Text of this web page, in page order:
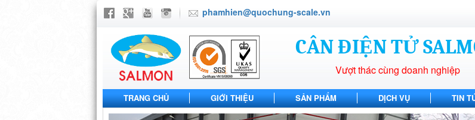
phamhien@quochung-scale.vn
CÂN ĐIỆN TỬ
Vượt thác cùng doanh nghiệp
TRANG CHỦ GIỚI THIỆU SẢN PHẨM DỊCH VỤ TIN